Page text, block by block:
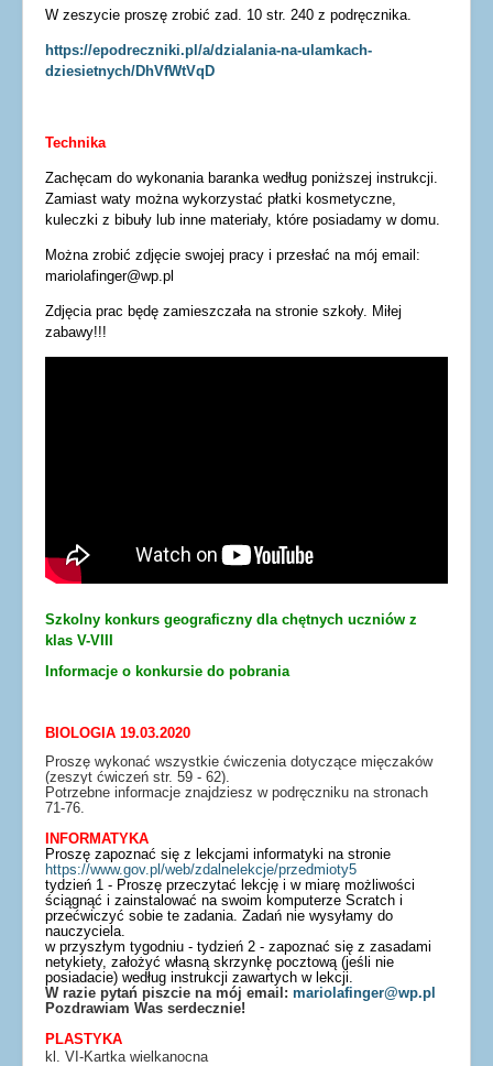
W zeszycie proszę zrobić zad. 10 str. 240 z podręcznika.
https://epodreczniki.pl/a/dzialania-na-ulamkach-
dziesietnych/DhVfWtVqD
Technika
Zachęcam do wykonania baranka według poniższej instrukcji.
Zamiast waty można wykorzystać płatki kosmetyczne,
kuleczki z bibuły lub inne materiały, które posiadamy w domu.
Można zrobić zdjęcie swojej pracy i przesłać na mój email:
mariolafinger@wp.pl
Zdjęcia prac będę zamieszczała na stronie szkoły. Miłej
zabawy!!!
Szkolny konkurs geograficzny dla chętnych uczniów z
klas V-VIII
Informacje o konkursie do pobrania
BIOLOGIA 19.03.2020
Proszę wykonać wszystkie ćwiczenia dotyczące mięczaków
(zeszyt ćwiczeń str. 59 - 62).
Potrzebne informacje znajdziesz w podręczniku na stronach
71-76.
INFORMATYKA
Proszę zapoznać się z lekcjami informatyki na stronie
https://www.gov.pl/web/zdalnelekcje/przedmioty5
tydzień 1 - Proszę przeczytać lekcję i w miarę możliwości
ściągnąć i zainstalować na swoim komputerze Scratch i
przećwiczyć sobie te zadania. Zadań nie wysyłamy do
nauczyciela.
w przyszłym tygodniu - tydzień 2 - zapoznać się z zasadami
netykiety, założyć własną skrzynkę pocztową (jeśli nie
posiadacie) według instrukcji zawartych w lekcji.
W razie pytań piszcie na mój email: mariolafinger@wp.pl
Pozdrawiam Was serdecznie!
PLASTYKA
kl. VI-Kartka wielkanocna